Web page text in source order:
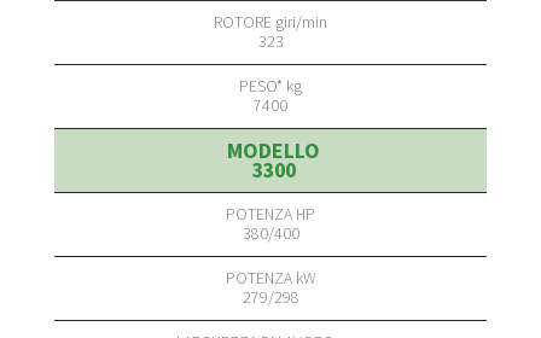
323
7400
3300
380/400
279/298